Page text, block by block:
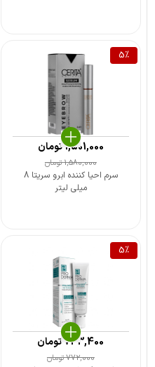
5%
سرم احیا کننده ابرو سریتا 8
میلی لیتر
1,580,000تومان
1,501,000تومان
5%
772,000تومان
733,400تومان